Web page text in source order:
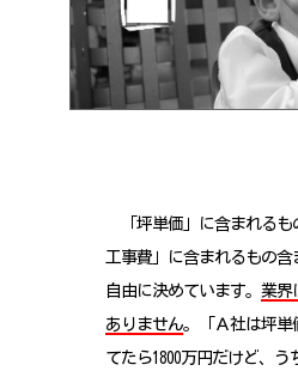
「坪単価」に含まれるも
工事費」に含まれるもの
自由に決めています。 業界
ありません。「Ａ社は坪単
てたら1800万円だけど、